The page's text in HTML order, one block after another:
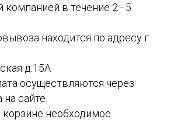
компанией в течение 2 - 5
находится по адресу г.
д.15А
осуществляются через
сайте.
корзине необходимое